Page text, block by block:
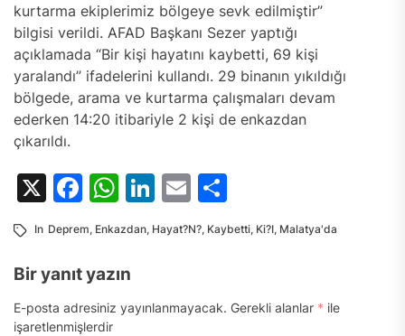
kurtarma ekiplerimiz bölgeye sevk edilmiştir”
bilgisi verildi. AFAD Başkanı Sezer yaptığı
açıklamada “Bir kişi hayatını kaybetti, 69 kişi
yaralandı” ifadelerini kullandı. 29 binanın yıkıldığı
bölgede, arama ve kurtarma çalışmaları devam
ederken 14:20 itibariyle 2 kişi de enkazdan
çıkarıldı.
X Facebook
WhatsApp
LinkedIn
Email
In Deprem, Enkazdan, Hayat?n?, Kaybetti, Ki?i, Malatya'da
Bir yanıt yazın
E-posta adresiniz yayınlanmayacak. Gerekli alanlar * ile
işaretlenmişlerdir